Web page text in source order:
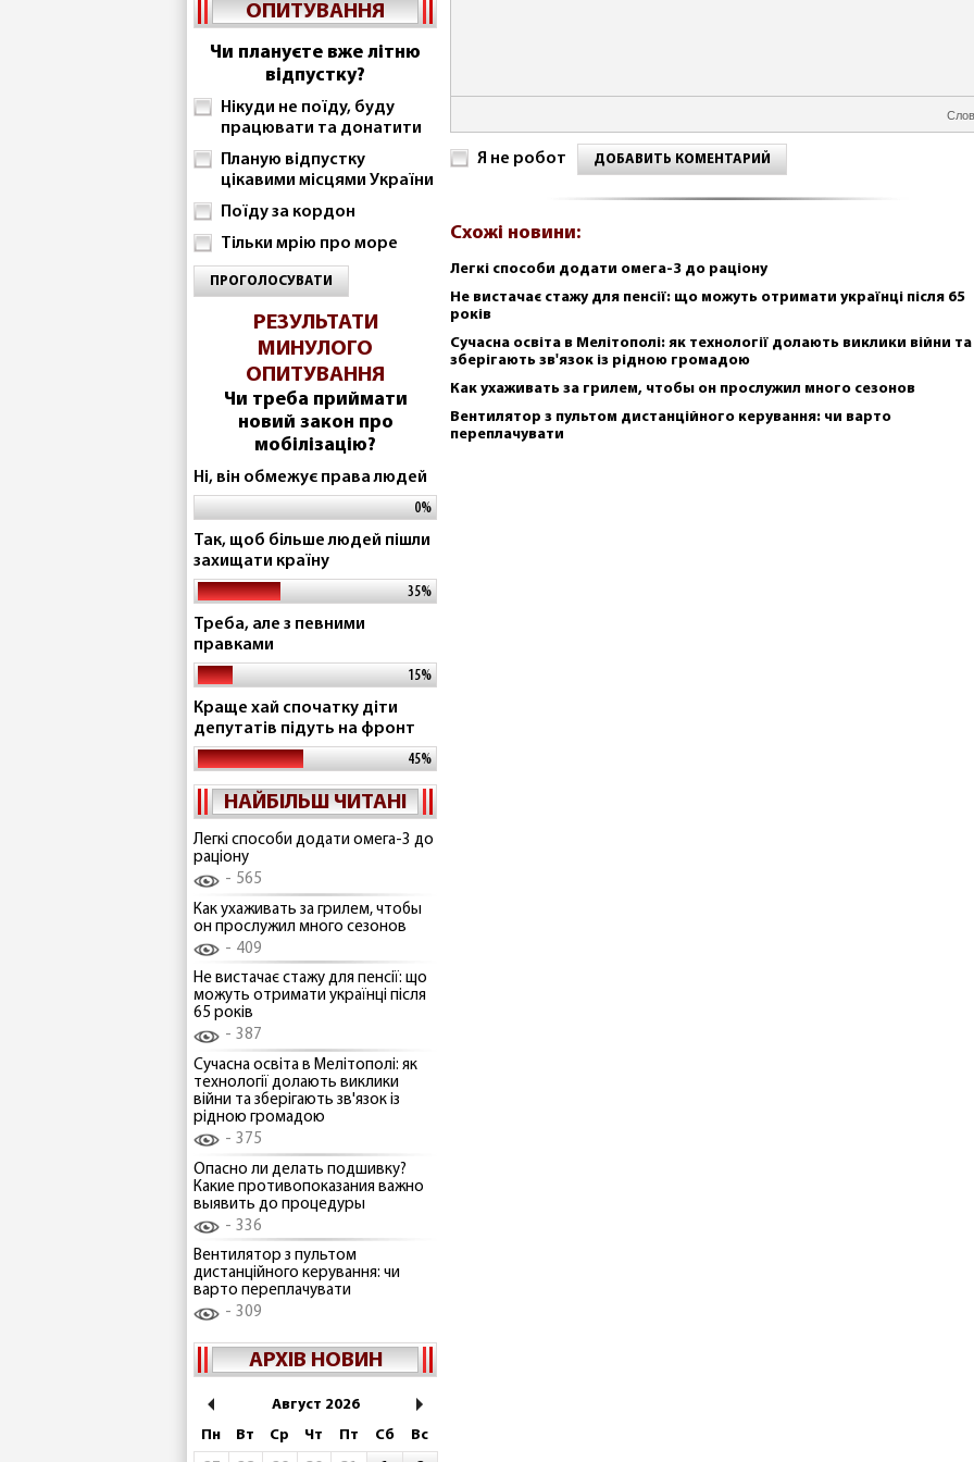
ОПИТУВАННЯ
Чи плануєте вже літню
відпустку?
Нікуди не поїду, буду
працювати та донатити
Планую відпустку
цікавими місцями України
Поїду за кордон
Тільки мрію про море
ПРОГОЛОСУВАТИ
РЕЗУЛЬТАТИ
МИНУЛОГО
ОПИТУВАННЯ
Чи треба приймати
новий закон про
мобілізацію?
Ні, він обмежує права людей
0%
Так, щоб більше людей пішли
захищати країну
35%
Треба, але з певними
правками
15%
Краще хай спочатку діти
депутатів підуть на фронт
45%
НАЙБІЛЬШ ЧИТАНІ
Легкі способи додати омега-3 до
раціону
565
Как ухаживать за грилем, чтобы
он прослужил много сезонов
409
Не вистачає стажу для пенсії: що
можуть отримати українці після
65 років
387
Сучасна освіта в Мелітополі: як
технології долають виклики
війни та зберігають зв'язок із
рідною громадою
375
Опасно ли делать подшивку?
Какие противопоказания важно
выявить до процедуры
336
Вентилятор з пультом
дистанційного керування: чи
варто переплачувати
309
АРХІВ НОВИН
Август 2026
Пн
Вт Ср Чт Пт Сб
Вс
Я не робот ДОБАВИТЬ КОМЕНТАРИЙ
Схожі новини:
Легкі способи додати омега-3 до раціону
Не вистачає стажу для пенсії: що можуть отримати українці після 65
років
Сучасна освіта в Мелітополі: як технології долають виклики війни та
зберігають зв'язок із рідною громадою
Как ухаживать за грилем, чтобы он прослужил много сезонов
Вентилятор з пультом дистанційного керування: чи варто
переплачувати